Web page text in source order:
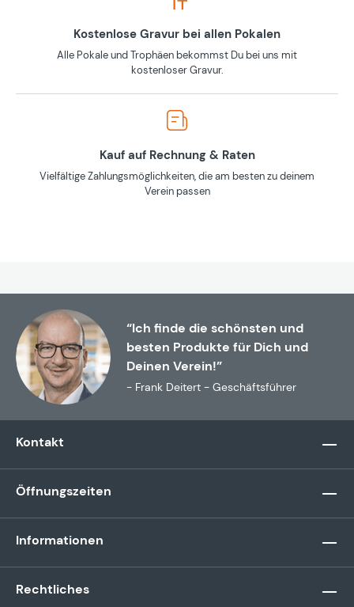
Kostenlose Gravur bei allen Pokalen
Alle Pokale und Trophäen bekommst Du bei uns mit
kostenloser Gravur.
Kauf auf Rechnung & Raten
Vielfältige Zahlungsmöglichkeiten, die am besten zu deinem
Verein passen
“Ich finde die schönsten und
besten Produkte für Dich und
Deinen Verein!”
- Frank Deitert - Geschäftsführer
Kontakt
Öffnungszeiten
Informationen
Rechtliches